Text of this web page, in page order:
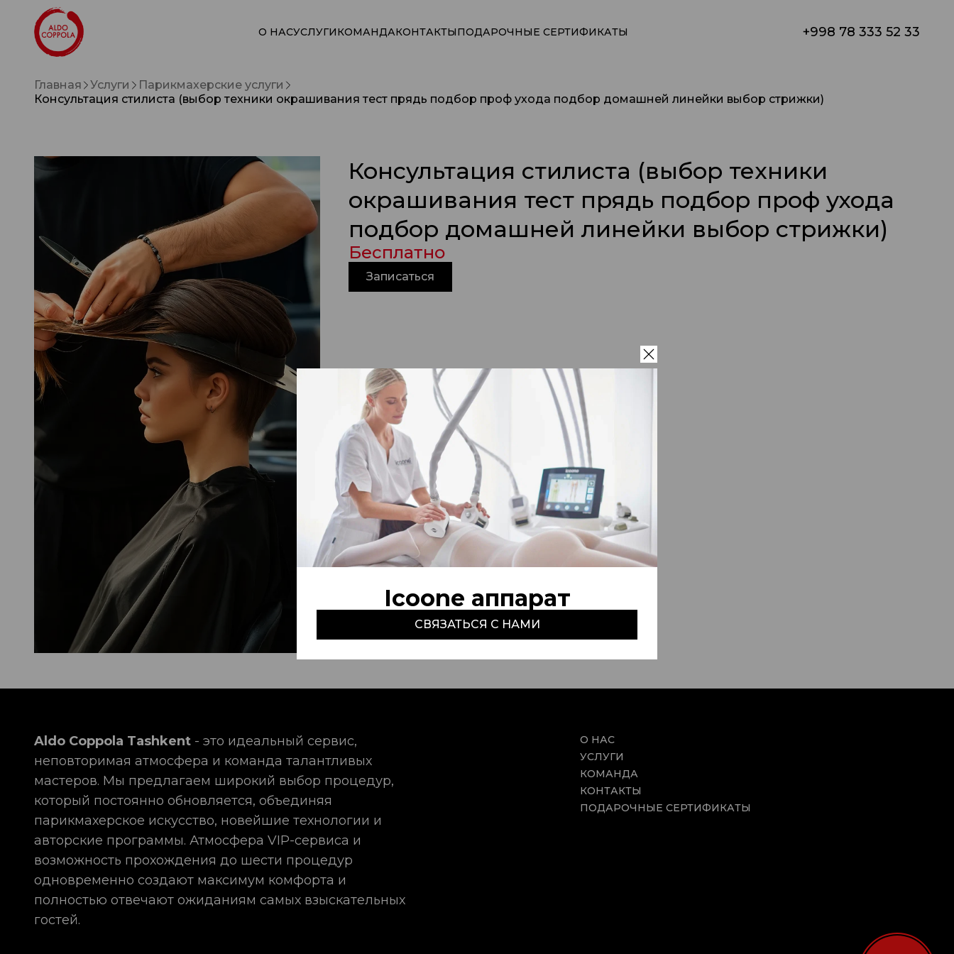
О НАСУСЛУГИКОМАНДАКОНТАКТЫПОДАРОЧНЫЕ СЕРТИФИКАТЫ +998 78 333 52 33
Icoone аппарат
СВЯЗАТЬСЯ С НАМИ
Главная Услуги
Парикмахерские услуги
Консультация стилиста (выбор техники окрашивания тест прядь подбор проф ухода подбор домашней линейки выбор стрижки)
Консультация стилиста (выбор техники
окрашивания тест прядь подбор проф ухода
подбор домашней линейки выбор стрижки)
Бесплатно
Записаться
Aldo Coppola Tashkent - это идеальный сервис,
неповторимая атмосфера и команда талантливых
мастеров. Мы предлагаем широкий выбор процедур,
который постоянно обновляется, объединяя
парикмахерское искусство, новейшие технологии и
авторские программы. Атмосфера VIP-сервиса и
возможность прохождения до шести процедур
одновременно создают максимум комфорта и
полностью отвечают ожиданиям самых взыскательных
гостей.
О НАС
УСЛУГИ
КОМАНДА
КОНТАКТЫ
ПОДАРОЧНЫЕ СЕРТИФИКАТЫ